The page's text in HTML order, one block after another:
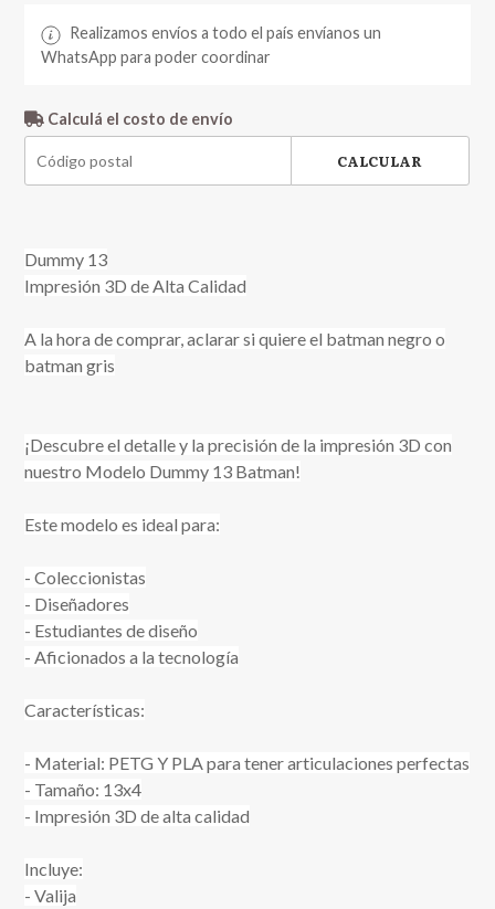
Realizamos envíos a todo el país envíanos un
WhatsApp para poder coordinar
Calculá el costo de envío
CALCULAR
Dummy 13
Impresión 3D de Alta Calidad
A la hora de comprar, aclarar si quiere el batman negro o
batman gris
¡Descubre el detalle y la precisión de la impresión 3D con
nuestro Modelo Dummy 13 Batman!
Este modelo es ideal para:
- Coleccionistas
- Diseñadores
- Estudiantes de diseño
- Aficionados a la tecnología
Características:
- Material: PETG Y PLA para tener articulaciones perfectas
- Tamaño: 13x4
- Impresión 3D de alta calidad
Incluye:
- Valija